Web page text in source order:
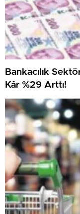
Bankacılık
Kâr %29 Arttı!